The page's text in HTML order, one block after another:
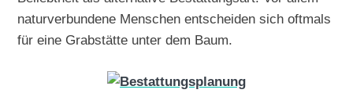
naturverbundene Menschen entscheiden sich oftmals
für eine Grabstätte unter dem Baum.